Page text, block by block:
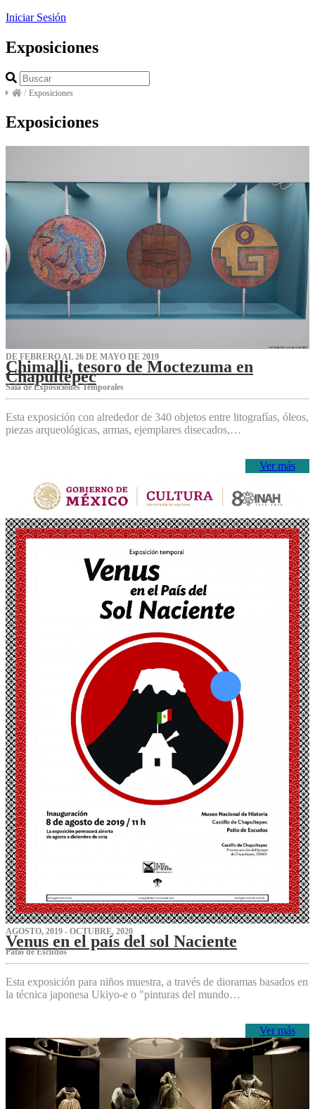
Iniciar Sesión
Exposiciones
/ Exposiciones
Exposiciones
DE FEBRERO AL 26 DE MAYO DE 2019
Chimalli, tesoro de Moctezuma en
Chapultepec
Sala de Exposiciones Temporales
Esta exposición con alrededor de 340 objetos entre litografías, óleos,
piezas arqueológicas, armas, ejemplares disecados,…
Ver más
AGOSTO, 2019 - OCTUBRE, 2020
Venus en el país del sol Naciente
P‌atio de Escudos
Esta exposición para niños muestra, a través de dioramas basados en
la técnica japonesa Ukiyo-e o "pinturas del mundo…
Ver más